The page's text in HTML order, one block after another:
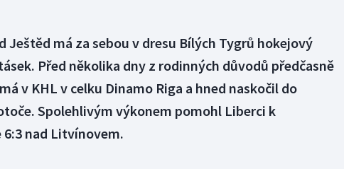
Ještěd má za sebou v dresu Bílých Tygrů hokejový
Před několika dny z rodinných důvodů předčasně
v KHL v celku Dinamo Riga a hned naskočil do
Spolehlivým výkonem pomohl Liberci k
nad Litvínovem.